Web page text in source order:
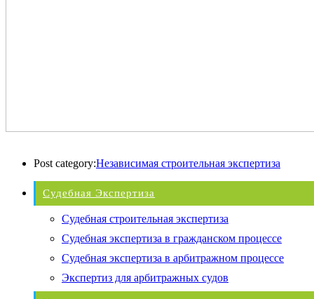
Post category:Независимая строительная экспертиза
Судебная Экспертиза
Судебная строительная экспертиза
Судебная экспертиза в гражданском процессе
Судебная экспертиза в арбитражном процессе
Экспертиз для арбитражных судов